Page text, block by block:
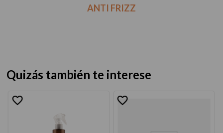
ANTI FRIZZ
Quizás también te interese